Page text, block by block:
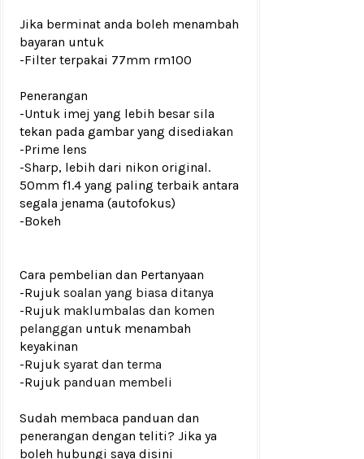
Jika berminat anda boleh menambah
bayaran untuk
-Filter terpakai 77mm rm100
Penerangan
-Untuk imej yang lebih besar sila
tekan pada gambar yang disediakan
-Prime lens
-Sharp, lebih dari nikon original.
50mm f1.4 yang paling terbaik antara
segala jenama (autofokus)
-Bokeh
Cara pembelian dan Pertanyaan
-Rujuk soalan yang biasa ditanya
-Rujuk maklumbalas dan komen
pelanggan untuk menambah
keyakinan
-Rujuk syarat dan terma
-Rujuk panduan membeli
Sudah membaca panduan dan
penerangan dengan teliti? Jika ya
boleh hubungi saya disini